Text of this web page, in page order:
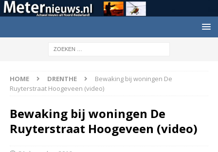
HOME DRENTHE
Bewaking bij woningen De
Ruyterstraat Hoogeveen (video)
Bewaking bij woningen De
Ruyterstraat Hoogeveen (video)